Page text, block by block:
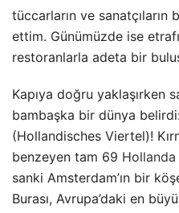
tüccarların ve sanatçıların
ettim. Günümüzde ise
restoranlarla adeta bir
Kapıya doğru yaklaşırken
bambaşka bir dünya
(Hollandisches Viertel)!
benzeyen tam 69 Hollanda
sanki Amsterdam’ın bir
Burası, Avrupa’daki en